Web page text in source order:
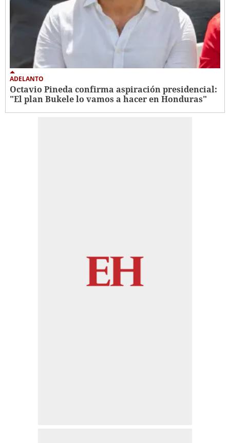
ADELANTO
Octavio Pineda confirma aspiración presidencial:
"El plan Bukele lo vamos a hacer en Honduras"